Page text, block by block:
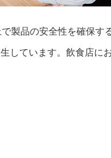
製品の安全性を確保す
しています。飲食店に